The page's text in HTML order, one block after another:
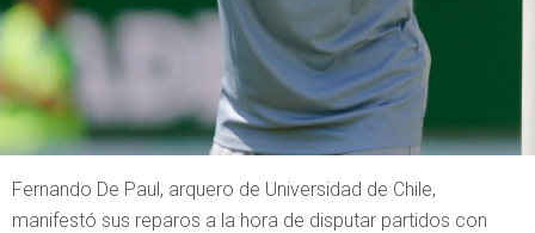
Fernando De Paul, arquero de Universidad de Chile,
manifestó sus reparos a la hora de disputar partidos con